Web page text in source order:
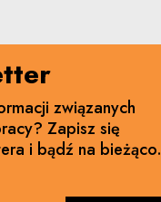
związanych
Zapisz się
i bądź na bieżąco.